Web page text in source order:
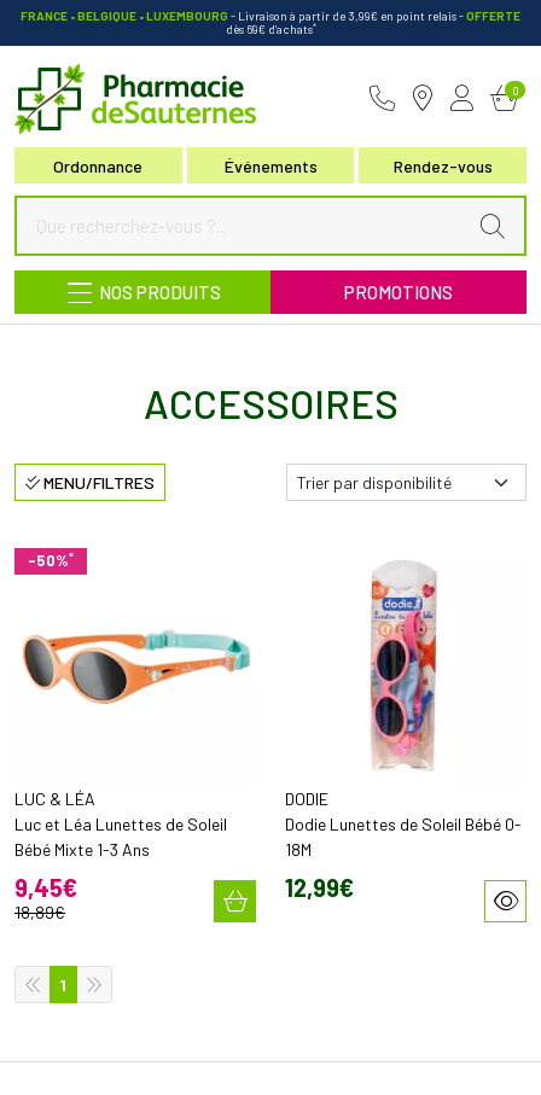
FRANCE • BELGIQUE • LUXEMBOURG - Livraison à partir de 3,99€ en point relais-OFFERTE
dès 69€ d’achats*
Ordonnance Événements Rendez-vous
0
NOS PRODUITS PROMOTIONS
ACCESSOIRES
MENU/FILTRES
-50%*
LUC & LÉA
Luc et Léa Lunettes de Soleil
Bébé Mixte 1-3 Ans
9,45€
18,89€
DODIE
Dodie Lunettes de Soleil Bébé 0-
18M
12,99€
1